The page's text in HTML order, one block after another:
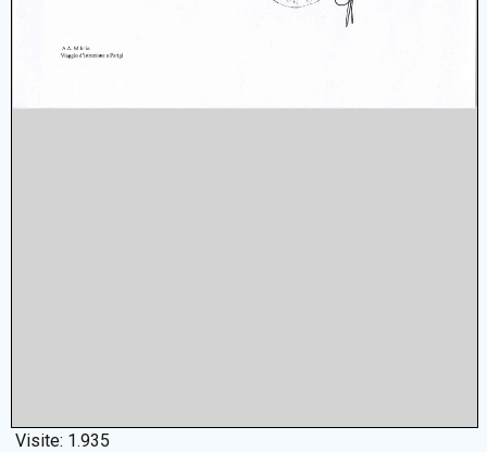
Visite: 1.935